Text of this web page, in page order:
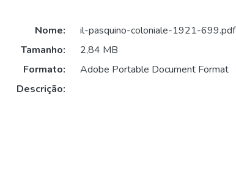
Nome:
il-pasquino-coloniale-1921-699.pdf
Tamanho:
2,84 MB
Formato:
Adobe Portable Document Format
Descrição: